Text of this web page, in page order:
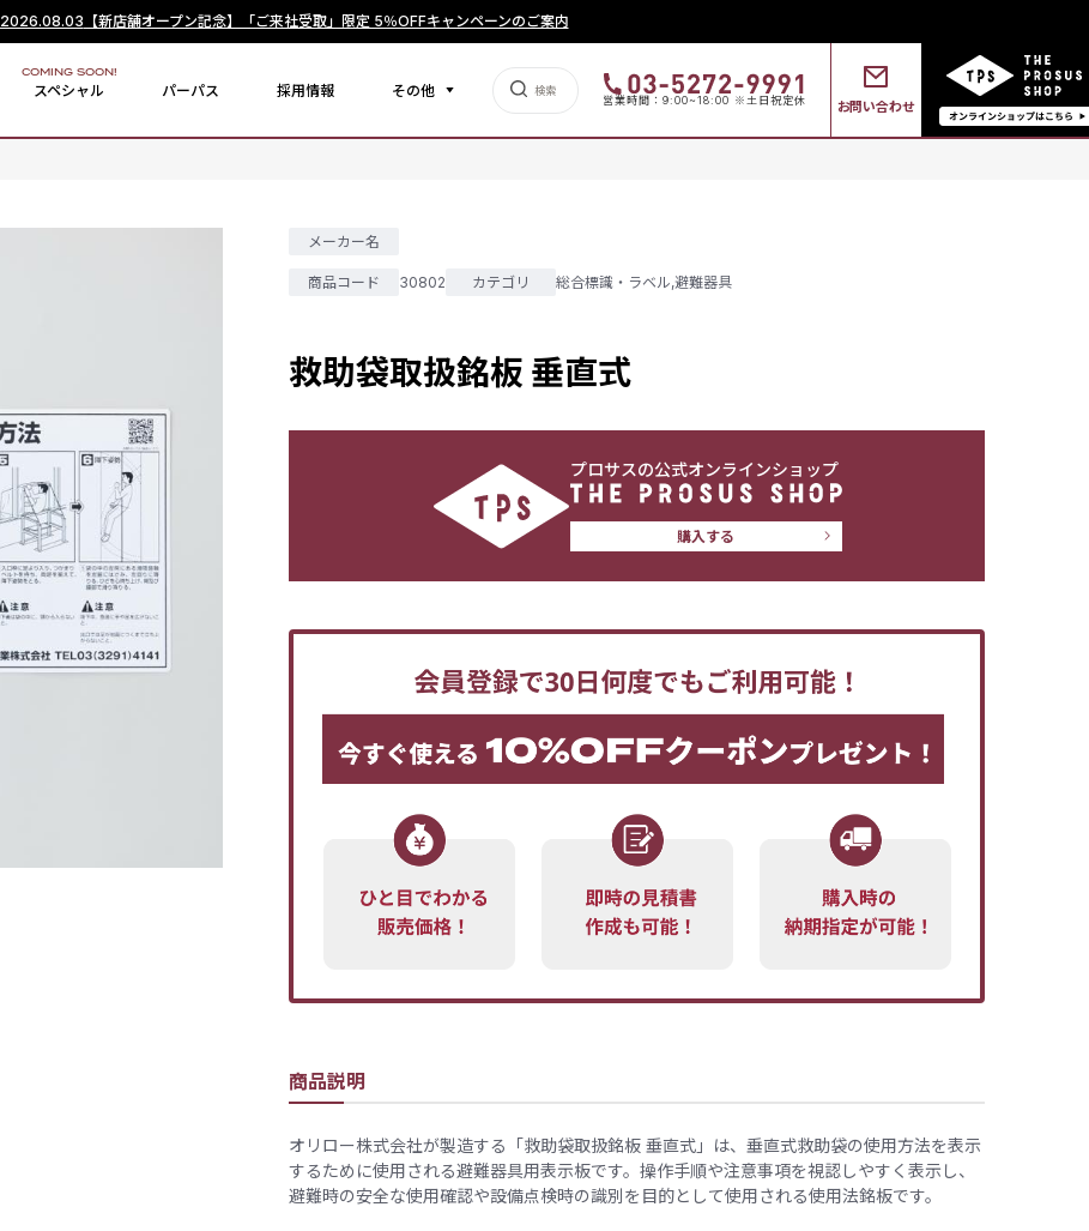
2026.08.03 【新店舗オープン記念】「ご来社受取」限定 5％OFFキャンペーンのご案内
スペシャル
COMING SOON!
パーパス 採用情報 その他
営業時間：9:00~18:00 ※土日祝定休 お問い合わせ
メーカー名
商品コード 30802 カテゴリ 総合標識・ラベル,避難器具
救助袋取扱銘板 垂直式
プロサスの公式オンラインショップ
購入する
商品説明
オリロー株式会社が製造する「救助袋取扱銘板 垂直式」は、垂直式救助袋の使用方法を表示
するために使用される避難器具用表示板です。操作手順や注意事項を視認しやすく表示し、
避難時の安全な使用確認や設備点検時の識別を目的として使用される使用法銘板です。